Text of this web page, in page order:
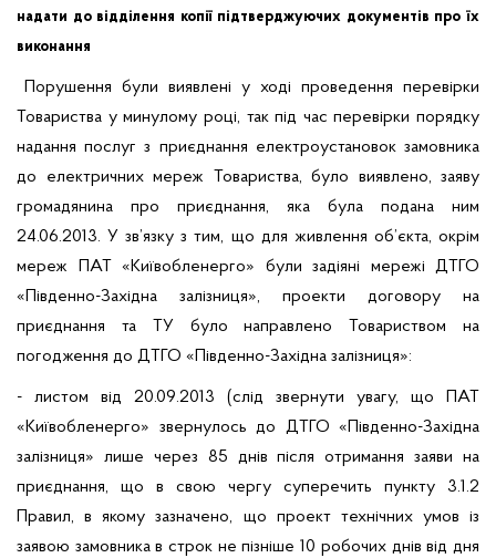
надати до відділення копії підтверджуючих документів про їх
виконання
Порушення були виявлені у ході проведення перевірки
Товариства у минулому році, так під час перевірки порядку
надання послуг з приєднання електроустановок замовника
до електричних мереж Товариства, було виявлено, заяву
громадянина про приєднання, яка була подана ним
24.06.2013. У зв’язку з тим, що для живлення об’єкта, окрім
мереж ПАТ «Київобленерго» були задіяні мережі ДТГО
«Південно-Західна залізниця», проекти договору на
приєднання та ТУ було направлено Товариством на
погодження до ДТГО «Південно-Західна залізниця»:
- листом від 20.09.2013 (слід звернути увагу, що ПАТ
«Київобленерго» звернулось до ДТГО «Південно-Західна
залізниця» лише через 85 днів після отримання заяви на
приєднання, що в свою чергу суперечить пункту 3.1.2
Правил, в якому зазначено, що проект технічних умов із
заявою замовника в строк не пізніше 10 робочих днів від дня